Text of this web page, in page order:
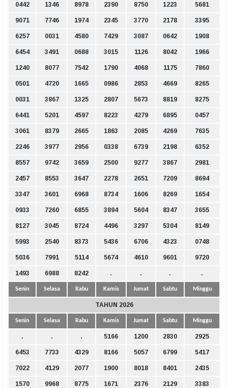
0442 1346 8978 2390 8750 1223 5681
9071 7746 1974 2345 3770 2178 3395
6257 0031 4580 7429 3087 0642 1908
6454 3491 0688 3015 1126 8042 1966
1240 8077 7542 1790 4068 1175 7860
0501 4720 1665 0986 2853 4669 8265
0031 3867 1325 2807 5673 8819 8275
6441 5201 4597 8223 4279 6895 0457
3061 8379 2665 1863 2085 4269 7635
2246 3977 2956 0338 6739 2198 6352
8557 9742 3659 2500 9277 3867 2981
2457 8553 3647 2278 2651 7209 8694
3347 3601 6968 8734 1606 8269 1654
0933 7260 6855 3894 5604 8347 3655
8127 3045 8724 4496 3297 5304 8149
5993 2540 8373 5436 6706 4323 0748
5036 7991 5114 5674 4610 9601 9720
1493 6988 8242 . . . .
Senin Selasa Rabu Kamis Jumat Sabtu Minggu
TAHUN 2026
Senin Selasa Rabu Kamis Jumat Sabtu Minggu
. . . 5166 1200 2830 2925
6453 7733 4329 8166 5057 6799 5417
7022 4129 2077 1900 8018 8401 2435
1570 9968 8775 1671 2376 2129 3383